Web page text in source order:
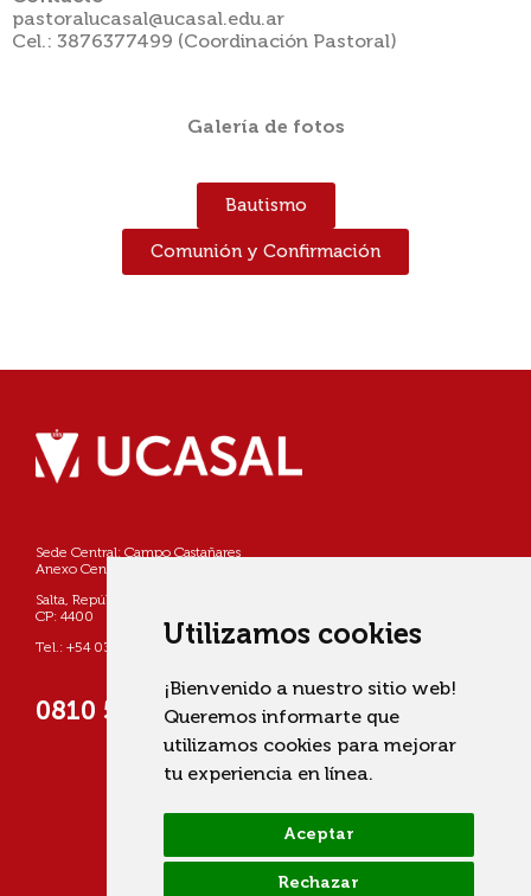
Utilizamos cookies
¡Bienvenido a nuestro sitio web!
Queremos informarte que
utilizamos cookies para mejorar
tu experiencia en línea.
Aceptar
Rechazar
pastoralucasal@ucasal.edu.ar
Cel.: 3876377499 (Coordinación Pastoral)
Galería de fotos
Bautismo
Comunión y Confirmación
Sede Central: Campo Castañares
Anexo Centro: Pellegrini 790
Salta, República Argentina
CP: 4400
Tel.: +54 0387 4268800
0810 555 822725 (UCASAL)